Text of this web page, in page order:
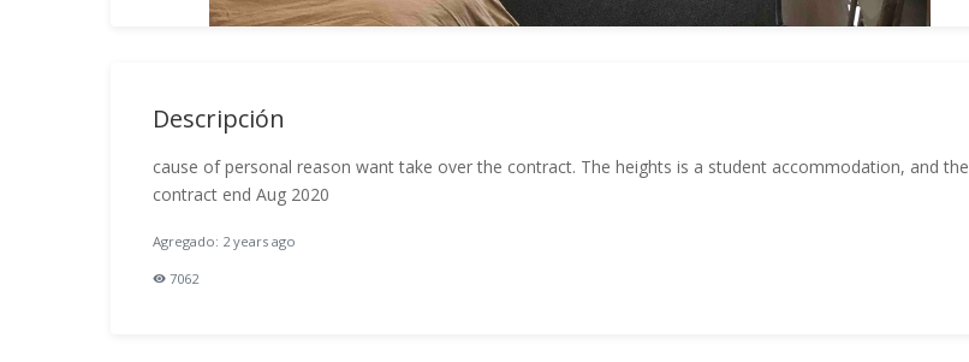
Descripción
cause of personal reason want take over the contract. The heights is a student accommodation, and the
contract end Aug 2020
Agregado: 2 years ago
7062